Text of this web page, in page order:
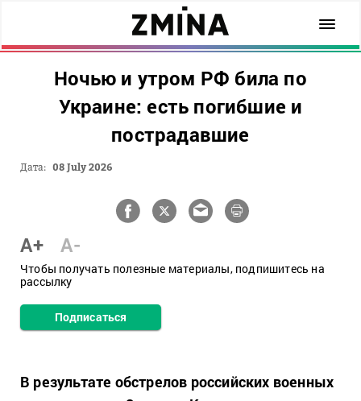
Ночью и утром РФ била по
Украине: есть погибшие и
пострадавшие
Дата: 08 July 2026
A+ A-
Чтобы получать полезные материалы, подпишитесь на
рассылку
Подписаться
В результате обстрелов российских военных